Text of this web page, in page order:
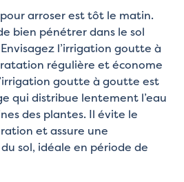
arroser est tôt le matin.
bien pénétrer dans le sol
l’irrigation goutte à
régulière et économe
goutte à goutte est
qui distribue lentement l’eau
des plantes. Il évite le
et assure une
sol, idéale en période de